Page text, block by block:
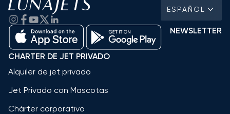
ESPAÑOL
NEWSLETTER
CHARTER DE JET PRIVADO
Alquiler de jet privado
Jet Privado con Mascotas
Chárter corporativo